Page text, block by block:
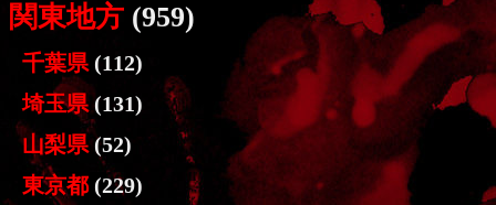
関東地方 (959)
千葉県 (112)
埼玉県 (131)
山梨県 (52)
東京都(229)